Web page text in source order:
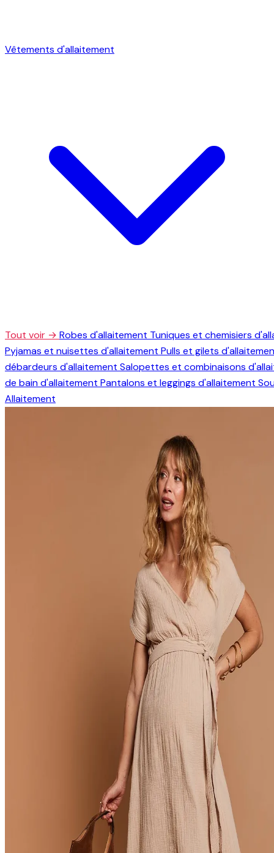
Vêtements d'allaitement
Tout voir → Robes d'allaitement Tuniques et chemisiers
Pyjamas et nuisettes d'allaitement Pulls et gilets
débardeurs d'allaitement Salopettes et combinaisons
de bain d'allaitement Pantalons et leggings d'allaitement
Allaitement